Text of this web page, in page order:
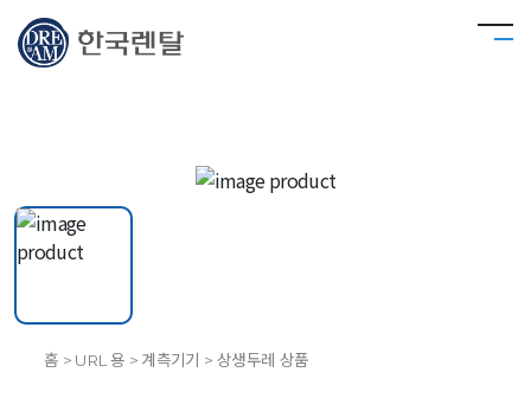
홈 > URL 용 > 계측기기 > 상생두레 상품